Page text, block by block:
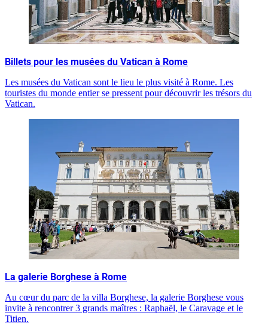
Billets pour les musées du Vatican à Rome
Les musées du Vatican sont le lieu le plus visité à Rome. Les
touristes du monde entier se pressent pour découvrir les trésors du
Vatican.
La galerie Borghese à Rome
Au cœur du parc de la villa Borghese, la galerie Borghese vous
invite à rencontrer 3 grands maîtres : Raphaël, le Caravage et le
Titien.